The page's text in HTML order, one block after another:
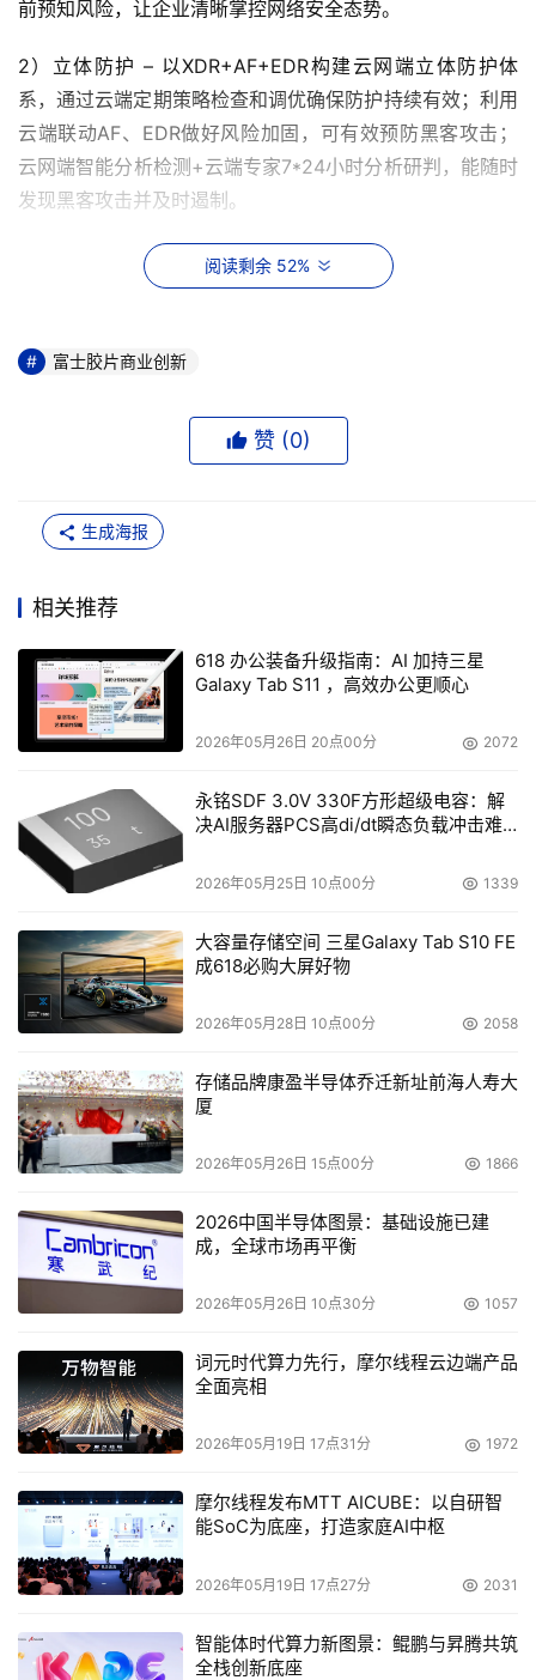
前预知风险，让企业清晰掌控网络安全态势。
2）立体防护 – 以XDR+AF+EDR构建云网端立体防护体
系，通过云端定期策略检查和调优确保防护持续有效；利用
云端联动AF、EDR做好风险加固，可有效预防黑客攻击；
云网端智能分析检测+云端专家7*24小时分析研判，能随时
发现黑客攻击并及时遏制。
3）事件处置 - XDR攻击故事链协助云端专家可高效、精准
定位源头，进行深度调查、精准溯源；云端专家还可协助用
理。
4）安全GPT - 基于3000w黑样本和2000w白样本的大模
型检测、即便是隐蔽威胁也能及时测出，检出率高达95.7%
动化告警值守等功能可有助减少90%以上的人工操作。
领域的头部企业技术与解决方案，富士胶片商业创新（中
可为企业提供一站式端到端网络安全威胁搜寻、检测与响应
等服务，如为企业进行安全风险排查并提供详细报告，从内
外资产的安全策略、高危端口与漏洞、弱口令等进行统计分
例如：某建筑公司此前一直缺乏网络安全方面的专家、技术
与经验，无法清晰掌控整体网络安全态势。富士胶片商业创
新为该公司进行了全面的安全现状排查，量身定制了网络安
全解决方案，包括覆盖所有PC/笔记本和服务器的EDR安全
防护与内部网络NDR的安全防护。富士胶片商业创新的定制
化网络安全解决方案采用AI人工智能等前沿技术、可进行持
续监控、深度学习与行为分析，其仪表盘式管理实现了全面
的可见性。采用该网络安全解决方案后，这家建筑公司得到
了网络安全专家及时有效的支持，能更快、更高效地检测、
搜寻和响应各类网络安全隐患及威胁，同时减少了相关的繁
琐工作，可更专注于提升核心竞争力。
网络安全无小事，网络与信息安全防护更是一场没有终点的
战斗。据权威统计分析：预计2025年全球因网络威胁造成
的损失将高达10.5万亿美元，是企业网络安全支出的40倍
资的领域，而66%的受访高管更将网络安全投资视为收入引
擎。由此可见，随着企业数智化转型的深入发展，关注网络
与信息安全，构建网络安全网格将会成为企业数字化转型发
展的安全保障。
阅读剩余 52%
本文来源于DOIT传媒，文章内容仅供参考，不构成投资建议。
富士胶片商业创新
赞 (0)
生成海报
相关推荐
618 办公装备升级指南：AI 加持三星
Galaxy Tab S11 ，高效办公更顺心
2026年05月26日 20点00分 2072
永铭SDF 3.0V 330F方形超级电容：解
决AI服务器PCS高di/dt瞬态负载冲击难
2026年05月25日 10点00分 1339
大容量存储空间 三星Galaxy Tab S10 FE
成618必购大屏好物
2026年05月28日 10点00分 2058
存储品牌康盈半导体乔迁新址前海人寿大
厦
2026年05月26日 15点00分 1866
2026中国半导体图景：基础设施已建
成，全球市场再平衡
2026年05月26日 10点30分 1057
词元时代算力先行，摩尔线程云边端产品
全面亮相
2026年05月19日 17点31分 1972
摩尔线程发布MTT AICUBE：以自研智
能SoC为底座，打造家庭AI中枢
2026年05月19日 17点27分 2031
智能体时代算力新图景：鲲鹏与昇腾共筑
全栈创新底座